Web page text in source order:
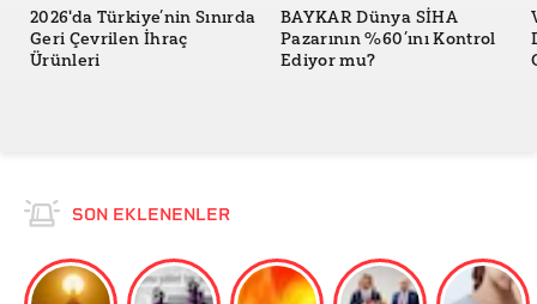
2026'da Türkiye’nin Sınırda
Geri Çevrilen İhraç
Ürünleri
BAYKAR Dünya SİHA
Pazarının %60’ını Kontrol
Ediyor mu?
SON EKLENENLER